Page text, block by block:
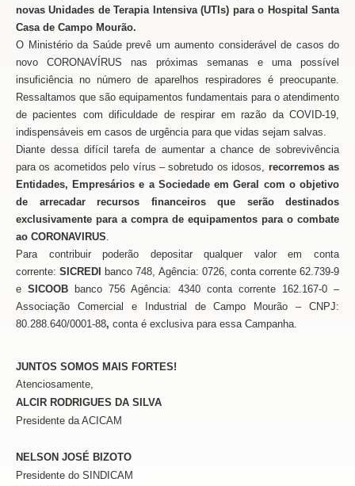
novas Unidades de Terapia Intensiva (UTIs) para o Hospital Santa
Casa de Campo Mourão.
O Ministério da Saúde prevê um aumento considerável de casos do
novo CORONAVÍRUS nas próximas semanas e uma possível
insuficiência no número de aparelhos respiradores é preocupante.
Ressaltamos que são equipamentos fundamentais para o atendimento
de pacientes com dificuldade de respirar em razão da COVID-19,
indispensáveis em casos de urgência para que vidas sejam salvas.
Diante dessa difícil tarefa de aumentar a chance de sobrevivência
para os acometidos pelo vírus – sobretudo os idosos, recorremos as
Entidades, Empresários e a Sociedade em Geral com o objetivo
de arrecadar recursos financeiros que serão destinados
exclusivamente para a compra de equipamentos para o combate
ao CORONAVIRUS.
Para contribuir poderão depositar qualquer valor em conta
corrente:SICREDI
banco 748, Agência: 0726, conta corrente 62.739-9
eSICOOB
banco 756 Agência: 4340 conta corrente 162.167-0 –
Associação Comercial e Industrial de Campo Mourão – CNPJ:
80.288.640/0001-88, conta é exclusiva para essa Campanha.
JUNTOS SOMOS MAIS FORTES!
Atenciosamente,
ALCIR RODRIGUES DA SILVA
Presidente da ACICAM
NELSON JOSÉ BIZOTO
Presidente do SINDICAM